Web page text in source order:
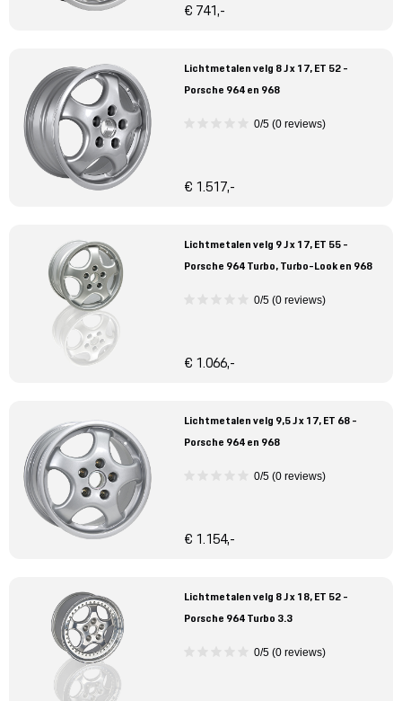
€ 741,-
Lichtmetalen velg 8 J x 17, ET 52 -
Porsche 964 en 968
0/5 (0 reviews)
€ 1.517,-
Lichtmetalen velg 9 J x 17, ET 55 -
Porsche 964 Turbo, Turbo-Look en 968
0/5 (0 reviews)
€ 1.066,-
Lichtmetalen velg 9,5 J x 17, ET 68 -
Porsche 964 en 968
0/5 (0 reviews)
€ 1.154,-
Lichtmetalen velg 8 J x 18, ET 52 -
Porsche 964 Turbo 3.3
0/5 (0 reviews)